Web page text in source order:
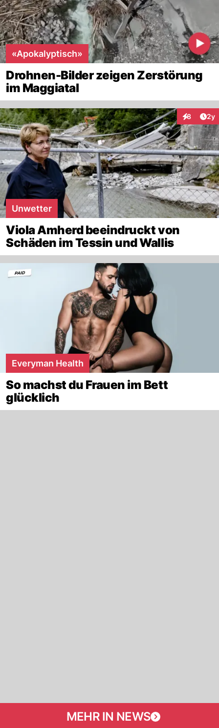
«Apokalyptisch»
Drohnen-Bilder zeigen Zerstörung
im Maggiatal
8 2y
Unwetter
Viola Amherd beeindruckt von
Schäden im Tessin und Wallis
Everyman Health
So machst du Frauen im Bett
glücklich
MEHR IN NEWS